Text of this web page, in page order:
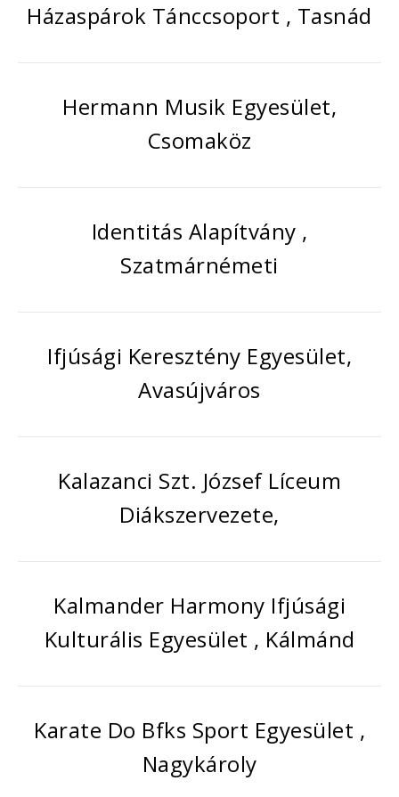
Házaspárok Tánccsoport , Tasnád
Hermann Musik Egyesület,
Csomaköz
Identitás Alapítvány ,
Szatmárnémeti
Ifjúsági Keresztény Egyesület,
Avasújváros
Kalazanci Szt. József Líceum
Diákszervezete,
Kalmander Harmony Ifjúsági
Kulturális Egyesület , Kálmánd
Karate Do Bfks Sport Egyesület ,
Nagykároly